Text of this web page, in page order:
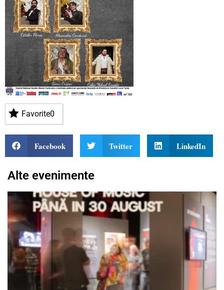
Favorite0
Facebook Twitter LinkedIn
Alte evenimente